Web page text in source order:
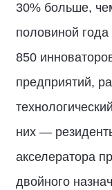
30% больше,
половиной
850
предприятий,
них —
акселератора
двойного